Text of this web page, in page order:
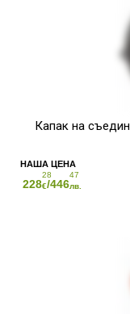
Капак на
228
28
€/446
47
лв.